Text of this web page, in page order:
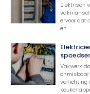
Elektrisch
ervoor dat
en
Vakwerk
onmisbaar
verlichting